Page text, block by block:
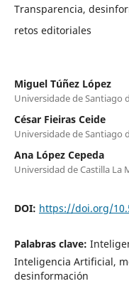
Transparencia,
retos editoriales
Miguel Túñez López
Universidade de Santiago
César Fieiras Ceide
Universidade de Santiago
Ana López Cepeda
Universidad de Castilla La
DOI: https://doi.org/
Palabras clave:
Inteligencia Artificial,
desinformación